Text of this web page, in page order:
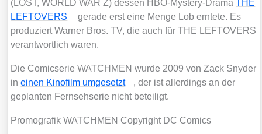
(LOST, WORLD WAR Z) des­sen HBO-Mys­tery-Dra­maTHE
LEFTOVERS
gera­de erst eine Men­ge Lob ern­te­te. Es
pro­du­ziert War­ner Bros. TV, die auch für THE LEFTOVERS
ver­ant­wort­lich waren.
Die Comic­se­rie WATCHMEN wur­de 2009 von Zack Sny­der
ineinen Kino­film umge­setzt
, der ist aller­dings an der
geplan­ten Fern­seh­se­rie nicht betei­ligt.
Pro­mo­gra­fik WATCHMEN Copy­right DC Comics